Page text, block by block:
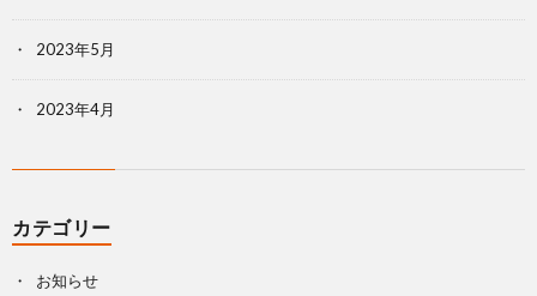
2023年5月
2023年4月
カテゴリー
お知らせ